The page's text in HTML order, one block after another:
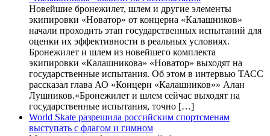
Новейшие бронежилет, шлем и другие элементы
экипировки «Новатор» от концерна «Калашников»
начали проходить этап государственных испытаний для
оценки их эффективности в реальных условиях.
Бронежилет и шлем из новейшего комплекта
экипировки «Калашникова» «Новатор» выходят на
государственные испытания. Об этом в интервью ТАСС
рассказал глава АО «Концерн «Калашников»» Алан
Лушников.«Бронежилет и шлем сейчас выходят на
государственные испытания, точно […]
World Skate разрешила российским спортсменам
выступать с флагом и гимном